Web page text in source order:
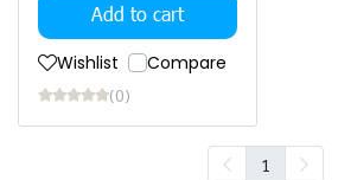
Add to cart
Wishlist Compare
(0)
1